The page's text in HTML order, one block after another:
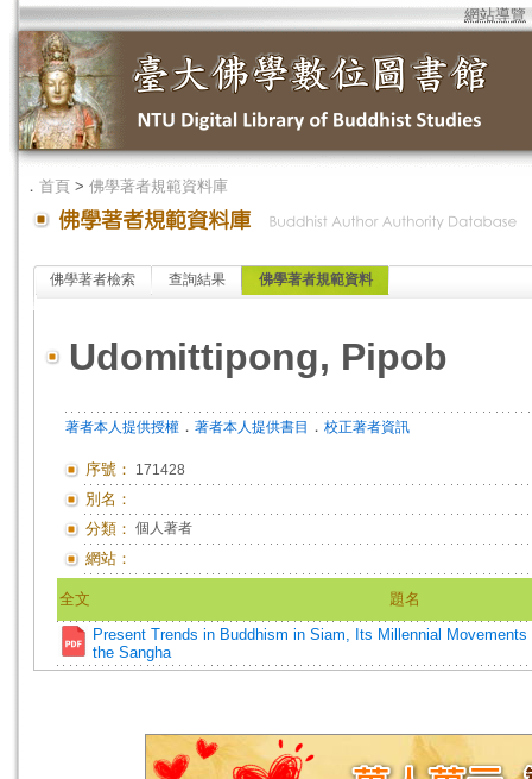
網站導覽
． 首頁 > 佛學著者規範資料庫
佛學著者檢索 查詢結果 佛學著者規範資料
Udomittipong, Pipob
著者本人提供授權 ． 著者本人提供書目 ． 校正著者資訊
序號： 171428
別名：
分類： 個人著者
網站：
全文
題名
Present Trends in Buddhism in Siam, Its Millennial
the Sangha